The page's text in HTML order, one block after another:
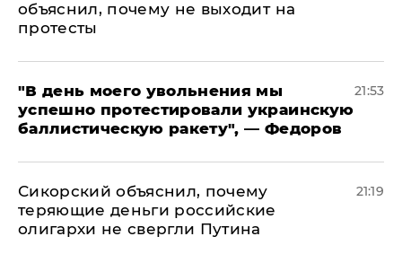
объяснил, почему не выходит на
протесты
​"В день моего увольнения мы
успешно протестировали украинскую
баллистическую ракету", — Федоров
21:53
Сикорский объяснил, почему
теряющие деньги российские
олигархи не свергли Путина
21:19